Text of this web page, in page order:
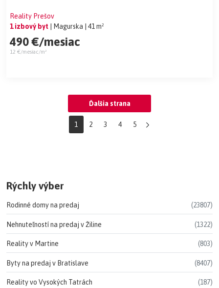
Reality Prešov
1 izbový byt
| Magurska | 41 m²
490 €/mesiac
12 €/mesiac/m²
Ďalšia strana
1 2 3 4 5
Rýchly výber
Rodinné domy na predaj (23807)
Nehnuteľností na predaj v Žiline (1322)
Reality v Martine (803)
Byty na predaj v Bratislave (8407)
Reality vo Vysokých Tatrách (187)